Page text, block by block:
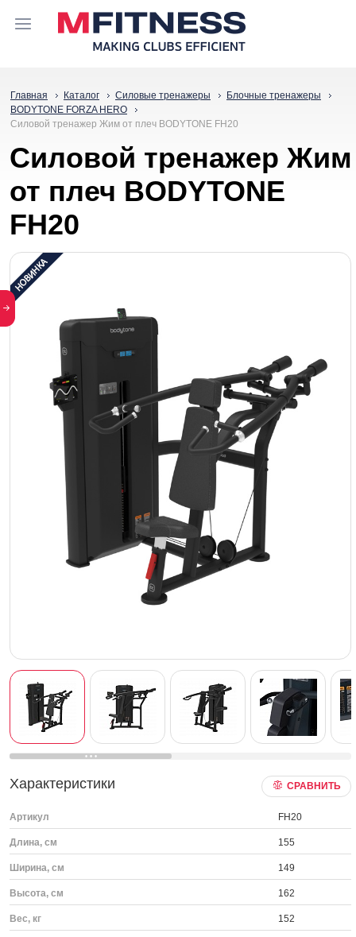
Главная Каталог Силовые тренажеры
Блочные тренажеры
BODYTONE FORZA HERO
Силовой тренажер Жим от плеч BODYTONE FH20
Силовой тренажер Жим
от плеч BODYTONE
FH20
Характеристики СРАВНИТЬ
Артикул FH20
Длина, см 155
Ширина, см 149
Высота, см 162
Вес, кг 152